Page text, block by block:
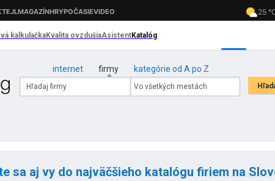
internet firmy kategórie od A po Z
sa aj vy do najväčšieho katalógu firiem na